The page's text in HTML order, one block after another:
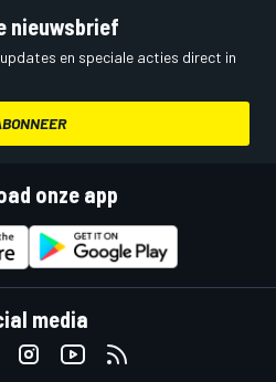
nieuwsbrief
en speciale acties direct in
onze app
media